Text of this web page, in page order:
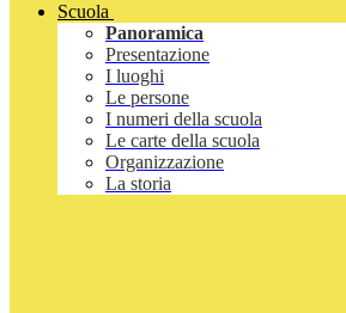
Scuola
Panoramica
Presentazione
I luoghi
Le persone
I numeri della scuola
Le carte della scuola
Organizzazione
La storia